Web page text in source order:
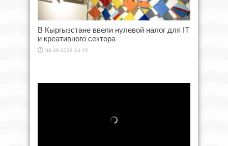
В Кыргызстане ввели нулевой налог для IT
и креативного сектора
08.08.2026 14:15